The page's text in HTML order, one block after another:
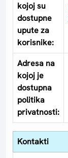
kojoj su
dostupne
upute za
korisnike:
Adresa na
kojoj je
dostupna
politika
privatnosti:
Kontakti